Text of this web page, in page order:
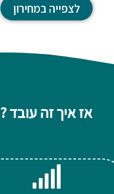
לצפייה במחירון
אז איך זה עובד ?